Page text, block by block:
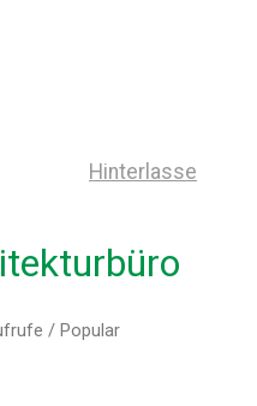
Hinterlasse
/ Popular